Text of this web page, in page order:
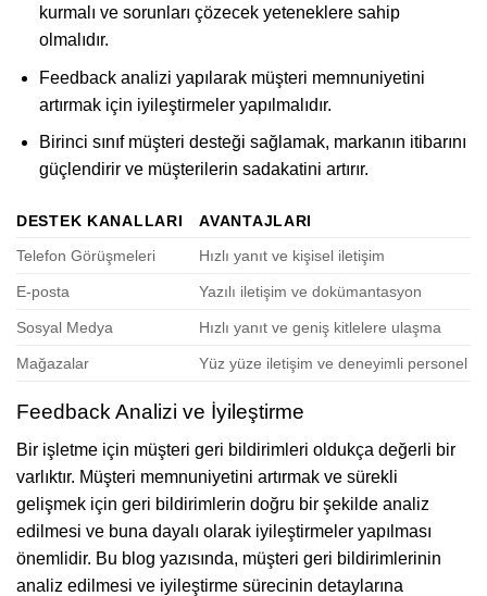
kurmalı ve sorunları çözecek yeteneklere sahip
olmalıdır.
Feedback analizi yapılarak müşteri memnuniyetini
artırmak için iyileştirmeler yapılmalıdır.
Birinci sınıf müşteri desteği sağlamak, markanın itibarını
güçlendirir ve müşterilerin sadakatini artırır.
DESTEK KANALLARI
AVANTAJLARI
Telefon Görüşmeleri
Hızlı yanıt ve kişisel iletişim
E-posta Yazılı iletişim ve dokümantasyon
Sosyal Medya Hızlı yanıt ve geniş kitlelere ulaşma
Mağazalar Yüz yüze iletişim ve deneyimli personel
Feedback Analizi ve İyileştirme
Bir işletme için müşteri geri bildirimleri oldukça değerli bir
varlıktır. Müşteri memnuniyetini artırmak ve sürekli
gelişmek için geri bildirimlerin doğru bir şekilde analiz
edilmesi ve buna dayalı olarak iyileştirmeler yapılması
önemlidir. Bu blog yazısında, müşteri geri bildirimlerinin
analiz edilmesi ve iyileştirme sürecinin detaylarına